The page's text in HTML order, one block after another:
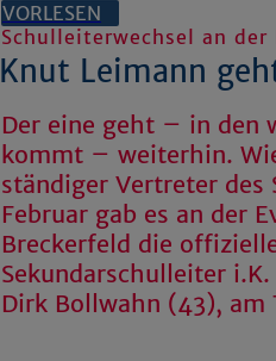
VORLESEN
Schulleiterwechsel an
Knut Leimann
Der eine geht – in den
kommt – weiterhin.
ständiger Vertreter des
Februar gab es an der
Breckerfeld die
Sekundarschulleiter
Dirk Bollwahn (43),